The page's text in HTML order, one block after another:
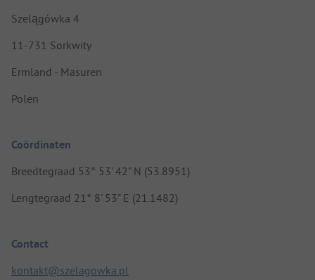
Szelągówka 4
11-731 Sorkwity
Ermland - Masuren
Polen
Coördinaten
Breedtegraad 53° 53' 42" N (53.8951)
Lengtegraad 21° 8' 53" E (21.1482)
Contact
kontakt@szelagowka.pl